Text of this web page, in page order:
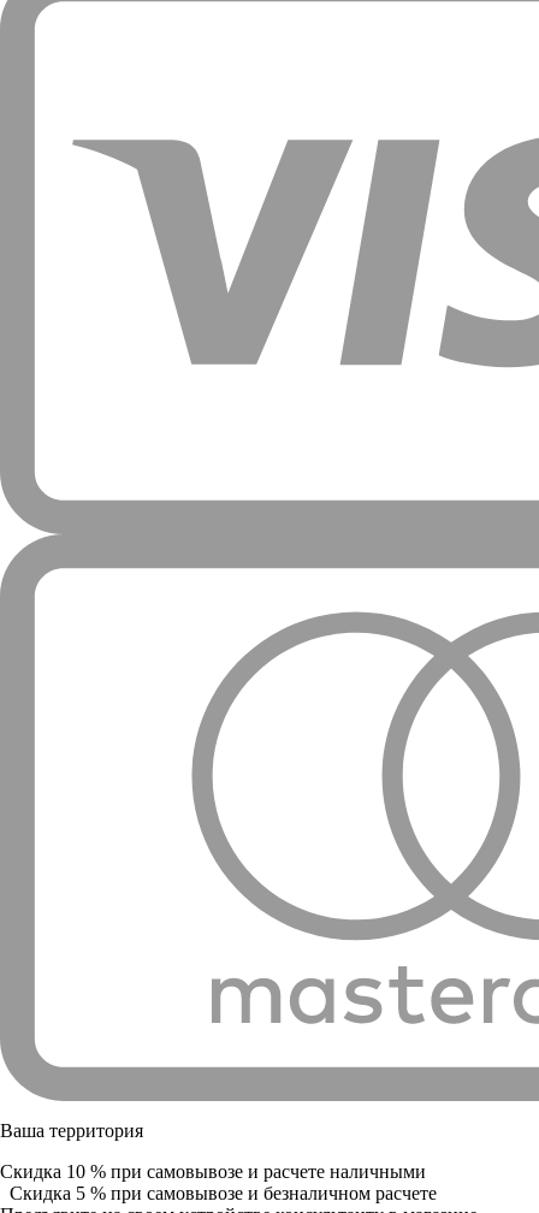
Ваша территория
Скидка 10 % при самовывозе и расчете наличными
Скидка 5 % при самовывозе и безналичном расчете